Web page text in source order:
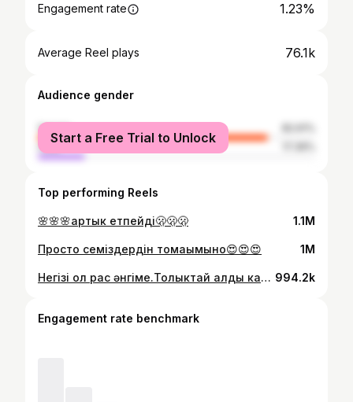
Engagement rate 1.23%
Average Reel plays 76.1k
Audience gender
female
male
Start a Free Trial to Unlock
Top performing Reels
🌸🌸🌸артык етпейді🫢🫢🫢 1.1M
Просто семіздердін томағымынғо😍😍😍 1M
Негізі ол рас әнгіме.Толыктай алды кайта мынау арыктаганым -18 кг.Өмірімде арык болып көрмеппін. 994.2k
Engagement rate benchmark